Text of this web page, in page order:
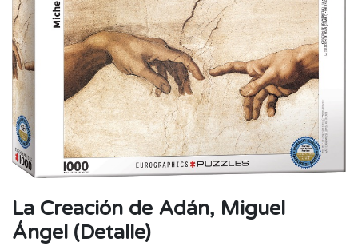
La Creación de Adán, Miguel
Ángel (Detalle)